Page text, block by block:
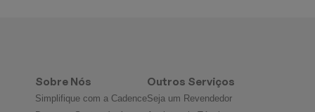
Sobre Nós
Simplifique com a Cadence
Outros Serviços
Seja um Revendedor